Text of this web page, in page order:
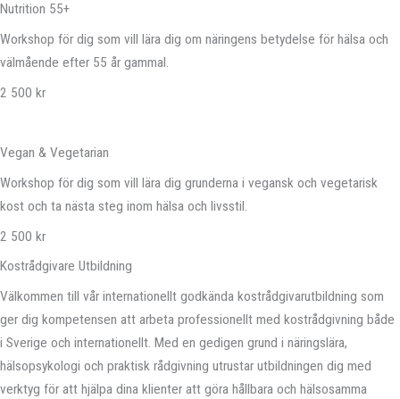
Nutrition 55+
Workshop för dig som vill lära dig om näringens betydelse för hälsa och
välmående efter 55 år gammal.
2 500 kr
Vegan & Vegetarian
Workshop för dig som vill lära dig grunderna i vegansk och vegetarisk
kost och ta nästa steg inom hälsa och livsstil.
2 500 kr
Kostrådgivare Utbildning
Välkommen till vår internationellt godkända kostrådgivarutbildning som
ger dig kompetensen att arbeta professionellt med kostrådgivning både
i Sverige och internationellt. Med en gedigen grund i näringslära,
hälsopsykologi och praktisk rådgivning utrustar utbildningen dig med
verktyg för att hjälpa dina klienter att göra hållbara och hälsosamma